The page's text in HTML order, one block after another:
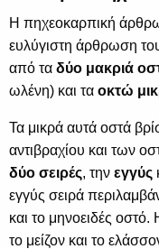
Η πηχεοκαρπική
ευλύγιστη άρθρωση
από τα δύο μακριά
ωλένη) και τα οκτώ
Τα μικρά αυτά οστά
αντιβραχίου και των
δύο σειρές, την εγγύς
εγγύς σειρά
και το μηνοειδές οστό.
το μείζον και το